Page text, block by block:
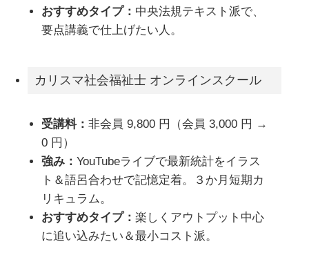
おすすめタイプ： 中央法規テキスト派で、
要点講義で仕上げたい人。
カリスマ社会福祉士 オンラインスクール
受講料： 非会員 9,800 円（会員 3,000 円 →
0 円）
強み： YouTubeライブで最新統計をイラス
ト＆語呂合わせで記憶定着。３か月短期カ
リキュラム。
おすすめタイプ： 楽しくアウトプット中心
に追い込みたい＆最小コスト派。